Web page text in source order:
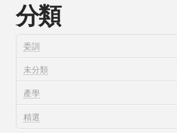
分類
委訓
未分類
產學
精選